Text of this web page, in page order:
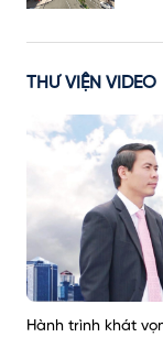
THƯ VIỆN VIDEO
Hành trình khát